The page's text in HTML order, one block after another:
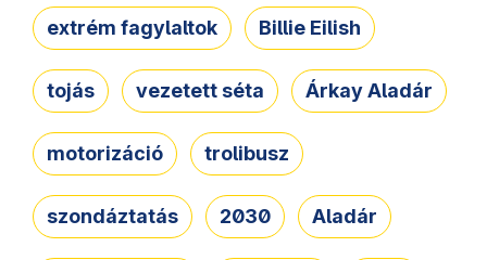
extrém fagylaltok Billie Eilish
tojás vezetett séta Árkay Aladár
motorizáció trolibusz
szondáztatás 2030 Aladár